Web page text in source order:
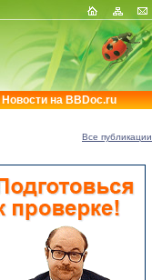
Новости на BBDoc.ru
Все публикации